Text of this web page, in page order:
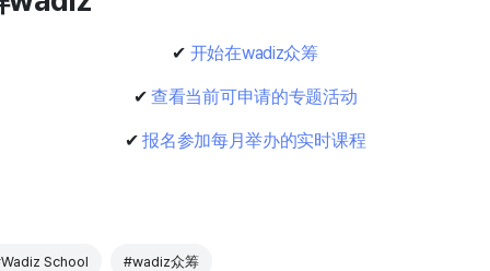
✔ 开始在wadiz众筹
✔ 查看当前可申请的专题活动
✔报名参加每月举办的实时课程
School #wadiz众筹